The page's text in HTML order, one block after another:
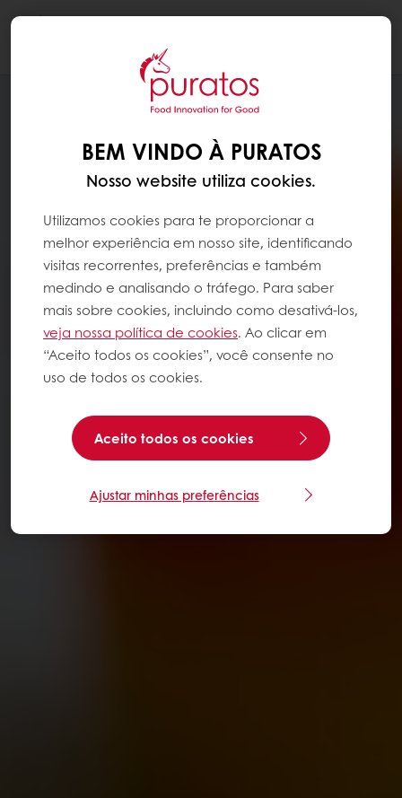
BEM VINDO À PURATOS
Nosso website utiliza cookies.
Utilizamos cookies para te proporcionar a
melhor experiência em nosso site, identificando
visitas recorrentes, preferências e também
medindo e analisando o tráfego. Para saber
mais sobre cookies, incluindo como desativá-los,
veja nossa política de cookies. Ao clicar em
“Aceito todos os cookies”, você consente no
uso de todos os cookies.
Aceito todos os cookies
Ajustar minhas preferências